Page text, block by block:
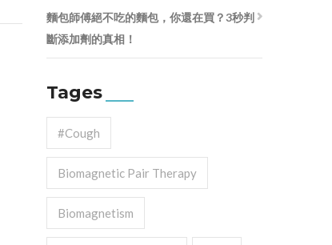
麵包師傅絕不吃的麵包，你還在買？3秒判
斷添加劑的真相！
Tages
#cough
Biomagnetic Pair Therapy
Biomagnetism